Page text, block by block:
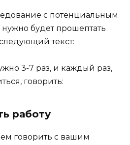
с потенциальным
будет прошептать
текст:
3-7 раз, и каждый раз,
говорить:
работу
говорить с вашим